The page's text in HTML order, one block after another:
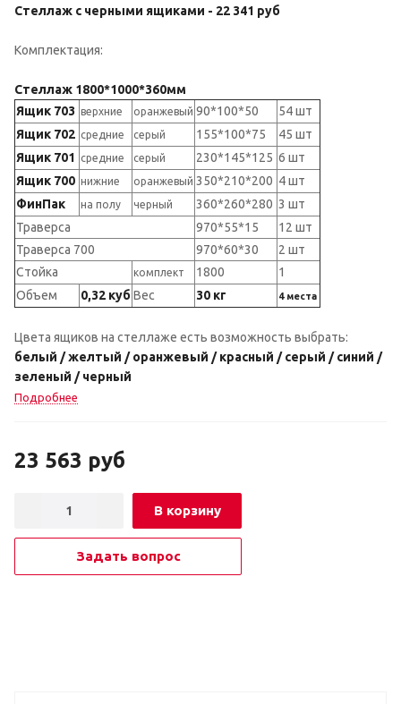
Стеллаж с черными ящиками - 22 341 руб
Комплектация:
Стеллаж 1800*1000*360мм
Ящик 703 верхние оранжевый 90*100*50
54 шт
Ящик 702 средние серый 155*100*75
45 шт
Ящик 701
средние серый 230*145*125 6 шт
Ящик 700 нижние оранжевый 350*210*200 4 шт
ФинПак
на полу черный 360*260*280 3 шт
Траверса
970*55*15
12 шт
Траверса 700
970*60*30
2 шт
Стойка
комплект 1800
1
Объем
0,32 куб Вес 30 кг 4 места
Цвета ящиков на стеллаже есть возможность выбрать:
белый / желтый / оранжевый / красный / серый / синий /
зеленый / черный
Подробнее
23 563 руб
В корзину
Задать вопрос